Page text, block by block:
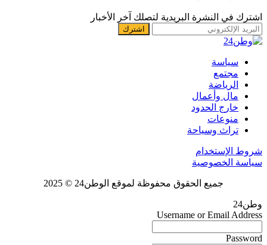
اشترك في النشرة البريدية لتصلك آخر الأخبار
سياسة
مجتمع
الرياضة
مال وأعمال
خارج الحدود
منوعات
تراث وسياحة
شروط الإستخدام
سياسة الخصوصية
جميع الحقوق محفوظة لموقع الوطن24 © 2025
وطن24
Username or Email Address
Password